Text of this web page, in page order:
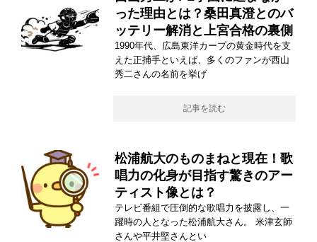
った理由とは？桑田真澄とのバ
ッテリー解消と上宮合格の裏側
1990年代、広島東洋カープの黄金時代を支
えた正捕手といえば、多くのファンが西山
秀二さんの名前を挙げ
記事を読む
松浦航大のものまねと現在！歌
唱力の化身が目指す驚きのアー
ティスト像とは？
テレビ番組で圧倒的な歌唱力を披露し、一
躍時の人となった松浦航大さん。 米津玄師
さんや平井堅さんとい